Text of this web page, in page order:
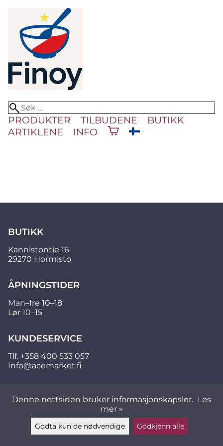
Legg igjen en beskjed ▲
PRODUKTER TILBUDENE
BUTIKK
ARTIKLENE
INFO
BUTIKK
Kannistontie 16
29270 Hormisto
ÅPNINGSTIDER
Man–fre 10–18
Lør 10–15
KUNDESERVICE
Tlf. +358 400 533 057
Info@acemarket.fi
Denne nettsiden bruker informasjonskapsler. Les
mer »
Godta kun de nødvendige Godkjenn alle